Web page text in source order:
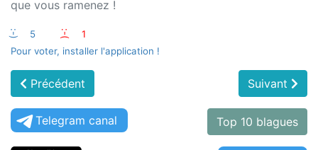
que vous ramenez !
:-) 5 :-(
1
Pour voter, installer l'application !
Précédent Suivant
Telegram canal Top 10 blagues